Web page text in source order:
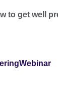
to get well